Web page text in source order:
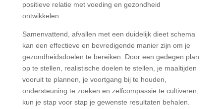
positieve relatie met voeding en gezondheid
ontwikkelen.
Samenvattend, afvallen met een duidelijk dieet schema
kan een effectieve en bevredigende manier zijn om je
gezondheidsdoelen te bereiken. Door een gedegen plan
op te stellen, realistische doelen te stellen, je maaltijden
vooruit te plannen, je voortgang bij te houden,
ondersteuning te zoeken en zelfcompassie te cultiveren,
kun je stap voor stap je gewenste resultaten behalen.